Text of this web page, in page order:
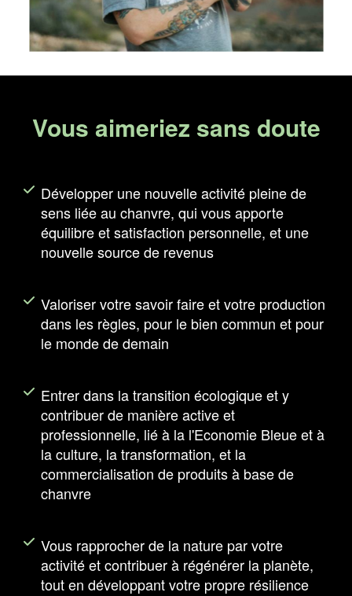
Vous aimeriez sans doute
Développer une nouvelle activité pleine de
sens liée au chanvre, qui vous apporte
équilibre et satisfaction personnelle, et une
nouvelle source de revenus
Valoriser votre savoir faire et votre production
dans les règles, pour le bien commun et pour
le monde de demain
Entrer dans la transition écologique et y
contribuer de manière active et
professionnelle, lié à la l'Economie Bleue et à
la culture, la transformation, et la
commercialisation de produits à base de
chanvre
Vous rapprocher de la nature par votre
activité et contribuer à régénérer la planète,
tout en développant votre propre résilience